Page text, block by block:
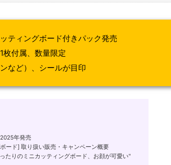
ティングボード付きパック発売
枚付属、数量限定
など）、シールが目印
年発売
ード] 取り扱い販売・キャンペーン概要
たりのミニカッティングボード、お顔が可愛い"